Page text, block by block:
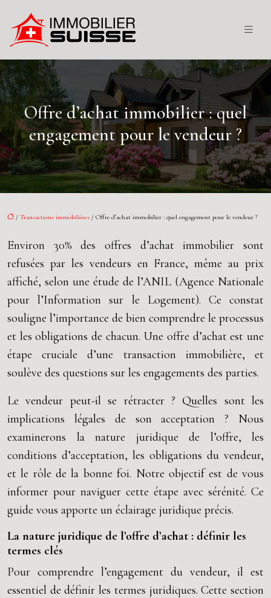
Offre d’achat immobilier : quel
engagement pour le vendeur ?
/ Transactions immobilières / Offre d’achat immobilier : quel engagement pour le vendeur ?
Environ 30% des offres d’achat immobilier sont
refusées par les vendeurs en France, même au prix
affiché, selon une étude de l’ANIL (Agence Nationale
pour l’Information sur le Logement). Ce constat
souligne l’importance de bien comprendre le processus
et les obligations de chacun. Une offre d’achat est une
étape cruciale d’une transaction immobilière, et
soulève des questions sur les engagements des parties.
Le vendeur peut-il se rétracter ? Quelles sont les
implications légales de son acceptation ? Nous
examinerons la nature juridique de l’offre, les
conditions d’acceptation, les obligations du vendeur,
et le rôle de la bonne foi. Notre objectif est de vous
informer pour naviguer cette étape avec sérénité. Ce
guide vous apporte un éclairage juridique précis.
La nature juridique de l’offre d’achat : définir les
termes clés
Pour comprendre l’engagement du vendeur, il est
essentiel de définir les termes juridiques. Cette section